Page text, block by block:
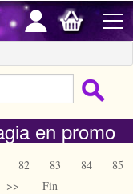
en promo
82 83 84
85
>> Fin